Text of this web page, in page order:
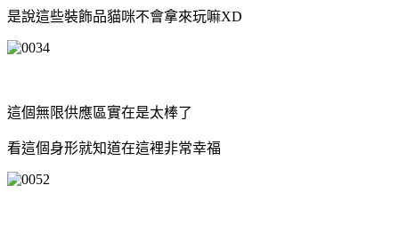
是說這些裝飾品貓咪不會拿來玩嘛XD
這個無限供應區實在是太棒了
看這個身形就知道在這裡非常幸福